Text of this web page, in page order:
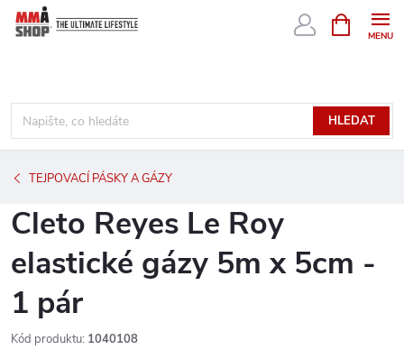
Přejít
HLEDAT
NÁKUPNÍ
KOŠÍK
TEJPOVACÍ PÁSKY A GÁZY
Cleto Reyes Le Roy
elastické gázy 5m x 5cm -
1 pár
Kód produktu: 1040108